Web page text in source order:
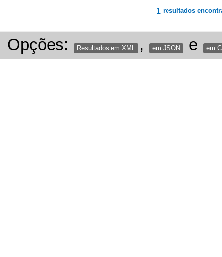
1 resultados
Opções: Resultados em XML , em JSON e em